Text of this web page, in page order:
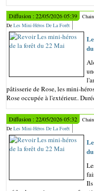
Diffusion : 22/05/2026 05:39
De Les Mini-Héros De La Forêt
pâtisserie de Rose, les mini-
Rose occupée à l'extérieur..
Diffusion : 22/05/2026 05:32
De Les Mini-Héros De La Forêt
Ils